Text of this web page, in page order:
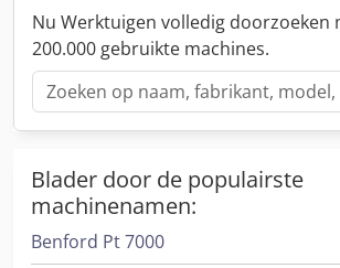
koekschraper, N2-inlaatfittingen en met
wasbuis en laadbuis. Aandrijving: 37 kW
Zekerheden: pneumatische dekselopening
veiligheidszuiger, deksel
open detector. detector voor toerenteller
motor (inclusief aansluitdoos)
Nu Werktuigen volledig doorzoeken
200.000 gebruikte machines.
Blader door de populairste
machinenamen:
Benford Pt 7000